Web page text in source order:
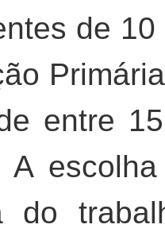
de
entre
A
do